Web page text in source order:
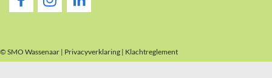
© SMO Wassenaar | Privacyverklaring | Klachtreglement